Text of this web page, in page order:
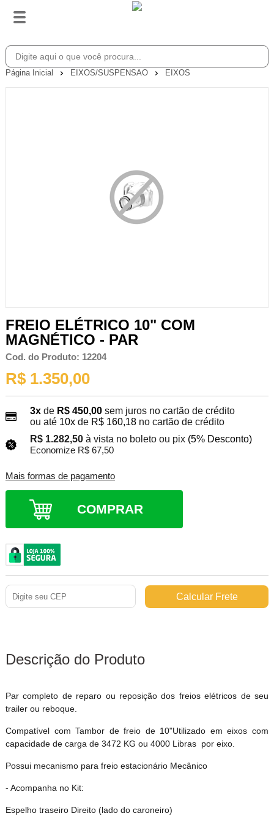
Página Inicial EIXOS/SUSPENSAO EIXOS
FREIO ELÉTRICO 10" COM
MAGNÉTICO - PAR
Cod. do Produto: 12204
R$ 1.350,00
3xde R$ 450,00 sem juros no cartão de crédito
ou até 10xde R$ 160,18no cartão de crédito
R$ 1.282,50 à vista no boleto ou pix (5% Desconto)
Economize R$ 67,50
Mais formas de pagamento
COMPRAR
Descrição do Produto
Par completo de reparo ou reposição dos freios elétricos de seu
trailer ou reboque.
Compatível com Tambor de freio de 10"Utilizado em eixos com
capacidade de carga de 3472 KG ou 4000 Libras por eixo.
Possui mecanismo para freio estacionário Mecânico
- Acompanha no Kit:
Espelho traseiro Direito (lado do caroneiro)